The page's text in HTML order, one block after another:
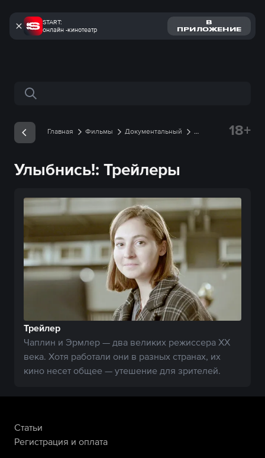
START:
онлайн -кинотеатр
В
ПРИЛОЖЕНИЕ
Поиск по сайту
Главная Фильмы
Документальный
18+
Улыбнись!: Трейлеры
Трейлер
Чаплин и Эрмлер — два великих режиссера XX
века. Хотя работали они в разных странах, их
кино несет общее — утешение для зрителей.
Статьи
Регистрация и оплата